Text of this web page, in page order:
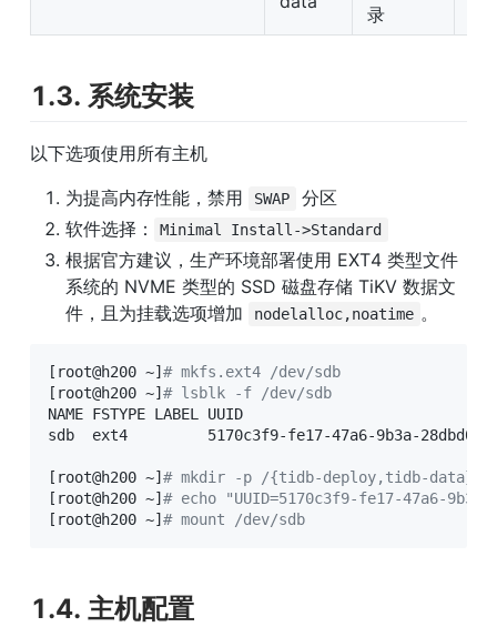
录
1.3. 系统安装
以下选项使用所有主机
为提高内存性能，禁用
SWAP
分区
软件选择：
Minimal Install->Standard
根据官方建议，生产环境部署使用 EXT4 类型文件
系统的 NVME 类型的 SSD 磁盘存储 TiKV 数据文
件，且为挂载选项增加
nodelalloc,noatime 。
[ root@h200 ~] # mkfs.ext4 /dev/sdb
[ root@h200 ~] # lsblk -f /dev/sdb
NAME FSTYPE LABEL UUID
sdb  ext4         5170c3f9-fe17-47a6-9b3a-
[ root@h200 ~] # mkdir -p /{tidb-deploy,tidb-data}
[ root@h200 ~] # echo "UUID=5170c3f9-fe17-47a6-
[ root@h200 ~] # mount /dev/sdb
1.4. 主机配置